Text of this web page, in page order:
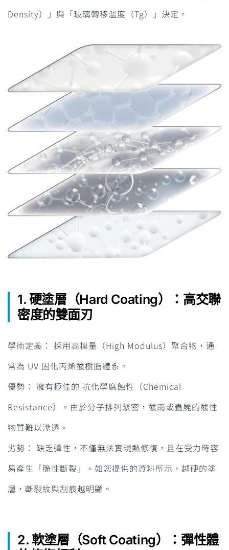
Density）」與「玻璃轉移溫度（Tg）」決定。
1. 硬塗層（Hard Coating）：高交聯
密度的雙面刃
學術定義： 採用高模量（High Modulus）聚合物，通
常為 UV 固化丙烯酸樹脂體系。
優勢： 擁有極佳的 抗化學腐蝕性（Chemical
Resistance）。由於分子排列緊密，酸雨或蟲屍的酸性
物質難以滲透。
劣勢： 缺乏彈性，不僅無法實現熱修復，且在受力時容
易產生「脆性斷裂」。如您提供的資料所示，越硬的塗
層，斷裂紋與刮痕越明顯。
2. 軟塗層（Soft Coating）：彈性體